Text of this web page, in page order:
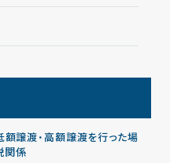
譲渡・高額譲渡を行った場
関係